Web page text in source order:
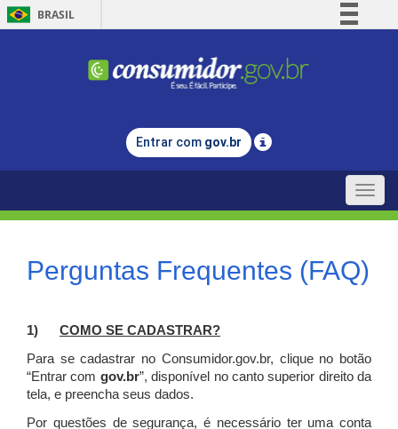
BRASIL
Comunica BR
Legislação
Entrar com gov.br
Toggle
Perguntas Frequentes (FAQ)
1) COMO SE CADASTRAR?
Para se cadastrar no Consumidor.gov.br, clique no botão
“Entrar com gov.br”, disponível no canto superior direito da
tela, e preencha seus dados.
Por questões de segurança, é necessário ter uma conta